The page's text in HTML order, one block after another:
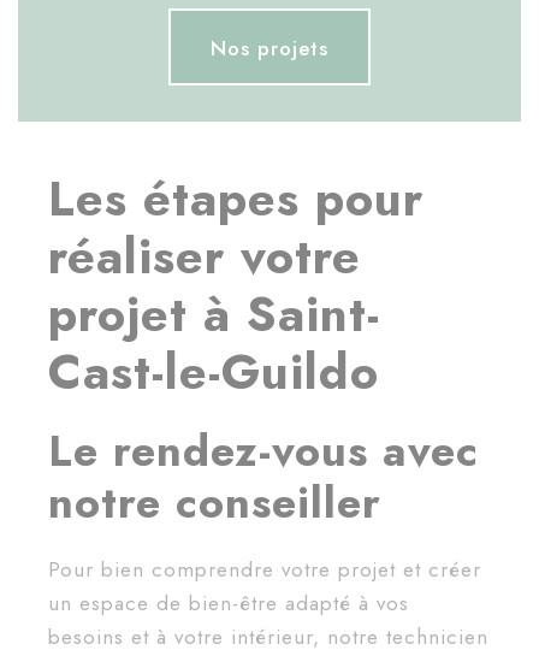
Nos projets
Les étapes pour
réaliser votre
projet à Saint-
Cast-le-Guildo
Le rendez-vous avec
notre conseiller
Pour bien comprendre votre projet et créer
un espace de bien-être adapté à vos
besoins et à votre intérieur, notre technicien